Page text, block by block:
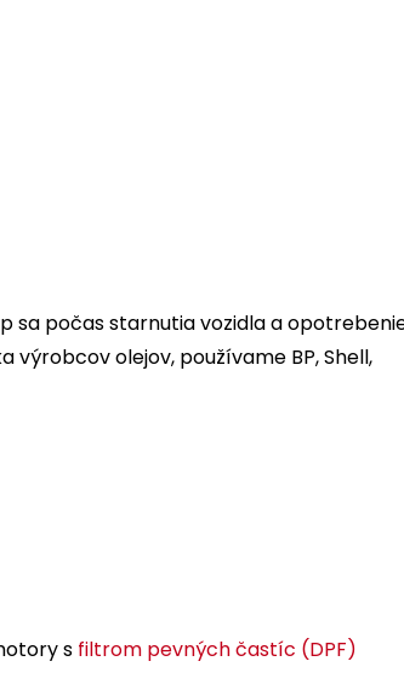
sa počas starnutia vozidla a
výrobcov olejov, používame BP, Shell,
s filtrom pevných častíc (DPF)